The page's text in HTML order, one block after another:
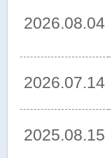
2026.08.04
2026.07.14
2025.08.15